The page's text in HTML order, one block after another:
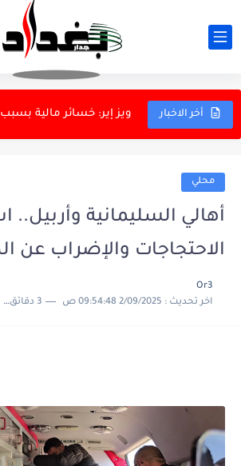
أخر الاخبار
محلي
أهالي السليمانية وأربيل..
الاحتجاجات والإضراب عن
Or3
اخر تحديث : 2/09/2025 09:54:48 ص 3 دقائق للقراءة